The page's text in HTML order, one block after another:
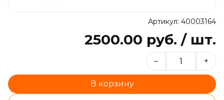
Артикул: 40003164
2500.00 руб. / шт.
– +
В корзину